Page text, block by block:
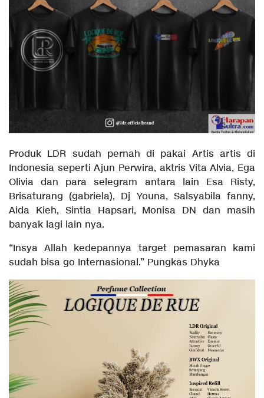
Produk LDR sudah pernah di pakai Artis artis di
Indonesia seperti Ajun Perwira, aktris Vita Alvia, Ega
Olivia dan para selegram antara lain Esa Risty,
Brisaturang (gabriela), Dj Youna, Salsyabila fanny,
Aida Kieh, Sintia Hapsari, Monisa DN dan masih
banyak lagi lain nya.
“Insya Allah kedepannya target pemasaran kami
sudah bisa go Internasional.” Pungkas Dhyka